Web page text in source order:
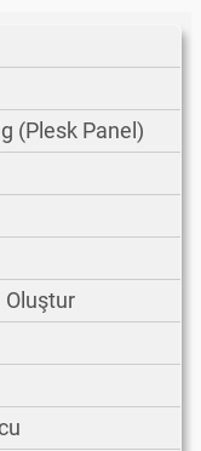
(Plesk Panel)
Oluştur